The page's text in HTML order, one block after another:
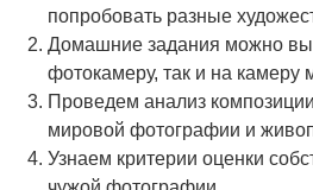
попробовать разные
Домашние задания можно
фотокамеру, так и на камеру
Проведем анализ
мировой фотографии и
Узнаем критерии оценки